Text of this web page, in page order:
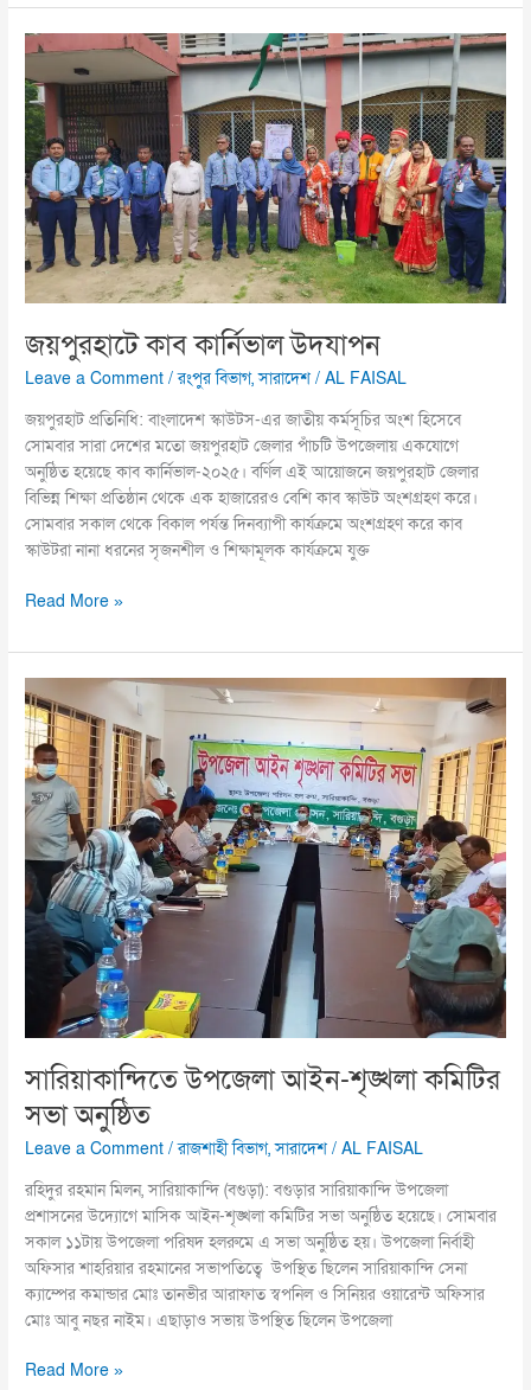
জয়পুরহাটে কাব কার্নিভাল উদযাপন
Leave a Comment /রংপুর বিভাগ,সারাদেশ /AL FAISAL
জয়পুরহাট প্রতিনিধি: বাংলাদেশ স্কাউটস-এর জাতীয় কর্মসূচির অংশ হিসেবে
সোমবার সারা দেশের মতো জয়পুরহাট জেলার পাঁচটি উপজেলায় একযোগে
অনুষ্ঠিত হয়েছে কাব কার্নিভাল-২০২৫। বর্ণিল এই আয়োজনে জয়পুরহাট জেলার
বিভিন্ন শিক্ষা প্রতিষ্ঠান থেকে এক হাজারেরও বেশি কাব স্কাউট অংশগ্রহণ করে।
সোমবার সকাল থেকে বিকাল পর্যন্ত দিনব্যাপী কার্যক্রমে অংশগ্রহণ করে কাব
স্কাউটরা নানা ধরনের সৃজনশীল ও শিক্ষামূলক কার্যক্রমে যুক্ত
জয়পুরহাটে
কার্নিভাল
উদযাপন
Read More »
সারিয়াকান্দিতে উপজেলা আইন-শৃঙ্খলা কমিটির
সভা অনুষ্ঠিত
Leave a Comment /রাজশাহী বিভাগ,সারাদেশ /AL FAISAL
রহিদুর রহমান মিলন, সারিয়াকান্দি (বগুড়া): বগুড়ার সারিয়াকান্দি উপজেলা
প্রশাসনের উদ্যোগে মাসিক আইন-শৃঙ্খলা কমিটির সভা অনুষ্ঠিত হয়েছে। সোমবার
সকাল ১১টায় উপজেলা পরিষদ হলরুমে এ সভা অনুষ্ঠিত হয়। উপজেলা নির্বাহী
অফিসার শাহরিয়ার রহমানের সভাপতিত্বে উপস্থিত ছিলেন সারিয়াকান্দি সেনা
ক্যাম্পের কমান্ডার মোঃ তানভীর আরাফাত স্বপনিল ও সিনিয়র ওয়ারেন্ট অফিসার
মোঃ আবু নছর নাইম। এছাড়াও সভায় উপস্থিত ছিলেন উপজেলা
সারিয়াকান্দিতে
উপজেলা
আইন-
শৃঙ্খলা
কমিটির
সভা
অনুষ্ঠিত
Read More »